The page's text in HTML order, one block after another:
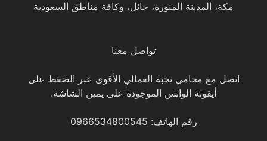
مكة، المدينة المنورة، حائل، وكافة مناطق السعودية
تواصل معنا
اتصل مع محامي نخبة العمالي الأقوى عبر الضغط على
أيقونة الواتس الموجودة على يمين الشاشة.
رقم الهاتف: 0966534800545